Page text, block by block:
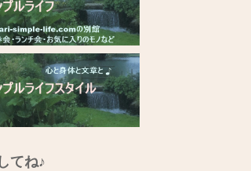
てね♪